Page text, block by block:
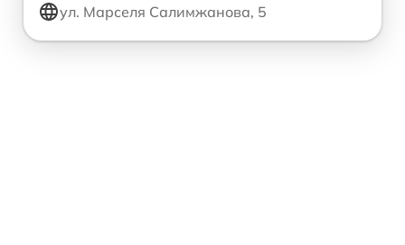
ул. Марселя Салимжанова, 5